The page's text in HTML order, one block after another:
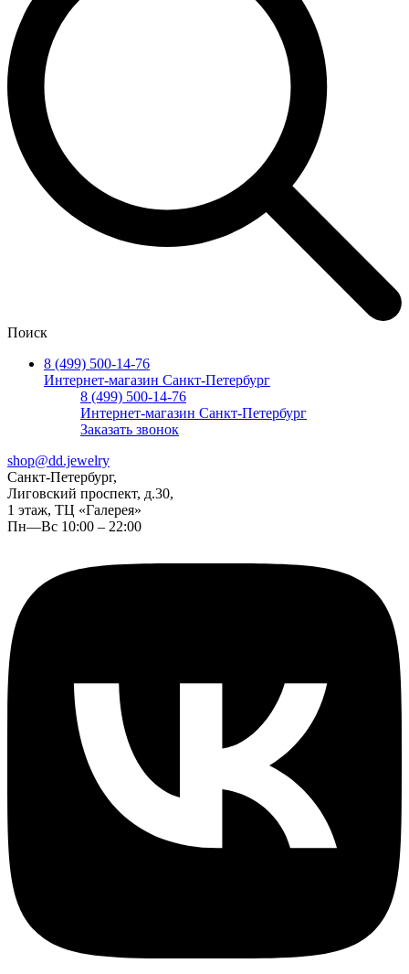
Поиск
8 (499) 500-14-76
Интернет-магазин Санкт-Петербург
8 (499) 500-14-76
Интернет-магазин Санкт-Петербург
Заказать звонок
shop@dd.jewelry
Санкт-Петербург,
Лиговский проспект, д.30,
1 этаж, ТЦ «Галерея»
Пн—Вс 10:00 – 22:00